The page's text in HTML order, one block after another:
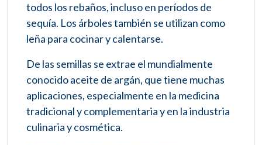
todos los rebaños, incluso en períodos de
sequía. Los árboles también se utilizan como
leña para cocinar y calentarse.
De las semillas se extrae el mundialmente
conocido aceite de argán, que tiene muchas
aplicaciones, especialmente en la medicina
tradicional y complementaria y en la industria
culinaria y cosmética.